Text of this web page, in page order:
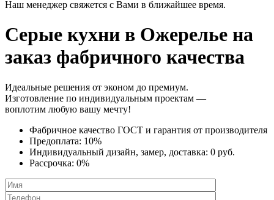
Наш менеджер свяжется с Вами в ближайшее время.
Серые кухни в Ожерелье на
заказ фабричного качества
Идеальные решения от эконом до премиум.
Изготовление по индивидуальным проектам —
воплотим любую вашу мечту!
Фабричное качество ГОСТ и гарантия от производителя
Предоплата: 10%
Индивидуальный дизайн, замер, доставка: 0 руб.
Рассрочка: 0%